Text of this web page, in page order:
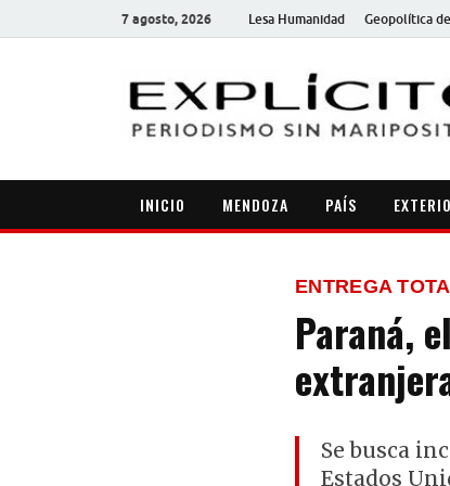
7 agosto, 2026 Lesa Humanidad Geopolítica
INICIO MENDOZA PAÍS
ENTREGA
Paraná,
Se busca
Estados